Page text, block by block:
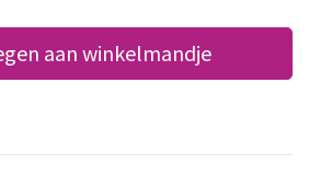
aan winkelmandje